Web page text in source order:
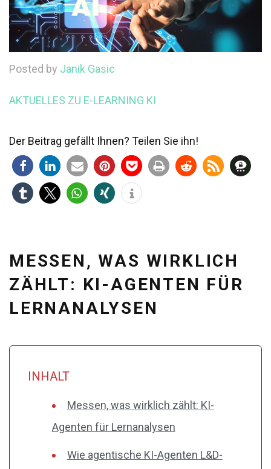
Posted by Janik Gasic
AKTUELLES ZU E-LEARNING KI
Der Beitrag gefällt Ihnen? Teilen Sie ihn!
MESSEN, WAS WIRKLICH
ZÄHLT: KI-AGENTEN FÜR
LERNANALYSEN
INHALT
Messen, was wirklich zählt: KI-
Agenten für Lernanalysen
Wie agentische KI-Agenten L&D-